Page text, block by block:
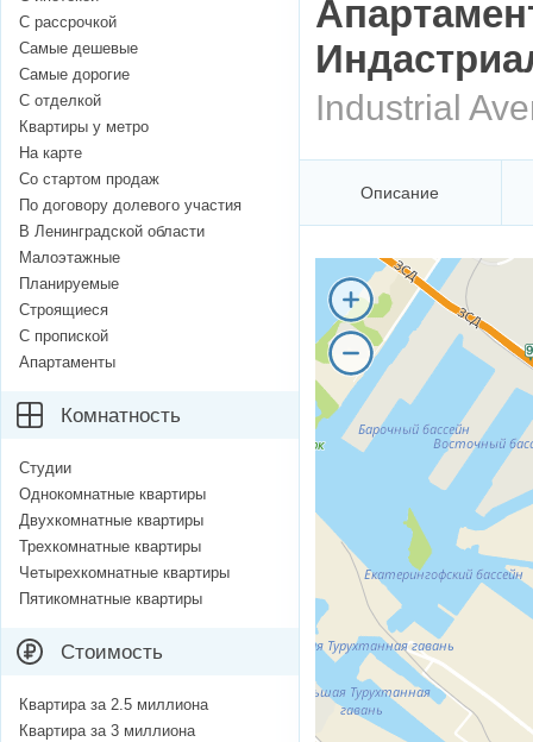
Industrial
Описание
С рассрочкой
Самые дешевые
Самые дорогие
С отделкой
Квартиры у метро
На карте
Со стартом продаж
По договору долевого участия
В Ленинградской области
Малоэтажные
Планируемые
Строящиеся
С пропиской
Апартаменты
Комнатность
Студии
Однокомнатные квартиры
Двухкомнатные квартиры
Трехкомнатные квартиры
Четырехкомнатные квартиры
Пятикомнатные квартиры
Стоимость
Квартира за 2.5 миллиона
Квартира за 3 миллиона